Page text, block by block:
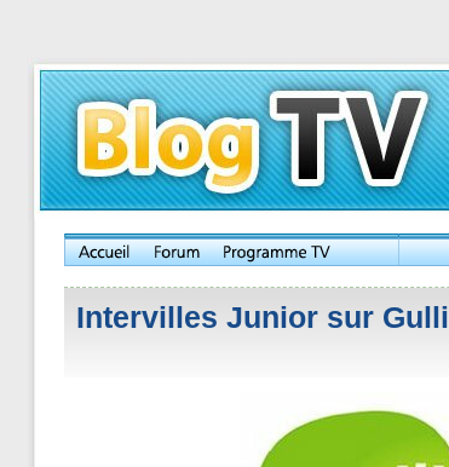
Intervilles Junior sur Gulli